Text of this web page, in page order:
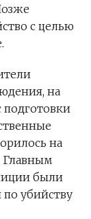
с целью
на
на
Главным
были
убийству